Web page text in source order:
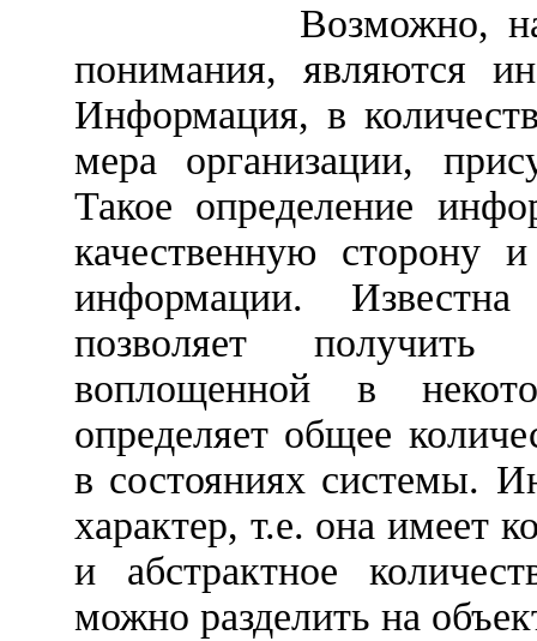
Возможно,
понимания, являются
Информация, в
мера организации,
Такое определение
качественную сторону
информации.
позволяет получить
воплощенной в
определяет общее
в состояниях системы.
характер, т.е. она имеет
и абстрактное
можно разделить на